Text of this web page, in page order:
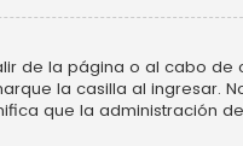
de la página o al cabo de
la casilla al ingresar.
que la administración